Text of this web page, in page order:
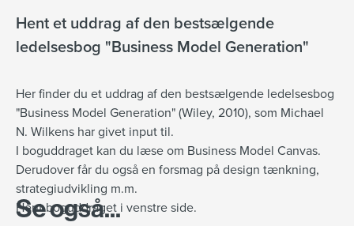
Hent et uddrag af den bestsælgende
ledelsesbog "Business Model Generation"
Her finder du et uddrag af den bestsælgende ledelsesbog
"Business Model Generation" (Wiley, 2010), som Michael
N. Wilkens har givet input til.
I boguddraget kan du læse om Business Model Canvas.
Derudover får du også en forsmag på design tænkning,
strategiudvikling m.m.
Hent boguddraget i venstre side.
Se også...